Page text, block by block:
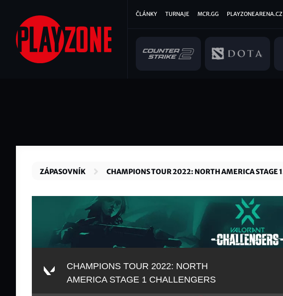
hlavnímu
obsahu
Hlavní
ČLÁNKY TURNAJE MCR.GG PLAYZONEARENA.CZ
ZÁPASOVNÍK
CHAMPIONS TOUR 2022: NORTH AMERICA STAGE 1
CHAMPIONS TOUR 2022: NORTH
AMERICA STAGE 1 CHALLENGERS